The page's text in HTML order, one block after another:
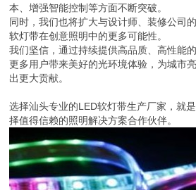
本、增强智能控制等方面不断突破。
同时，我们也将扩大与设计师、装修公司
软灯带在创意照明中的更多可能性。
我们坚信，通过持续提供高品质、高性能
更多用户带来美好的光环境体验，为城市
出更大贡献。
选择汕头专业的LED软灯带生产厂家，就
择值得信赖的照明解决方案合作伙伴。